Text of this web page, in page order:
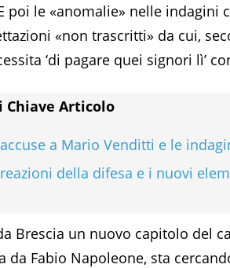
poi le «anomalie» nelle indagini
«non trascritti» da cui,
‘di pagare quei signori lì’
Chiave Articolo
a Mario Venditti e le
della difesa e i nuovi
Brescia un nuovo capitolo del
da Fabio Napoleone, sta